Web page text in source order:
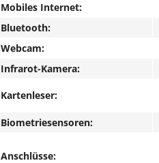
Mobiles Internet:
Bluetooth:
Webcam:
Infrarot-Kamera:
Kartenleser:
Biometriesensoren:
Anschlüsse: